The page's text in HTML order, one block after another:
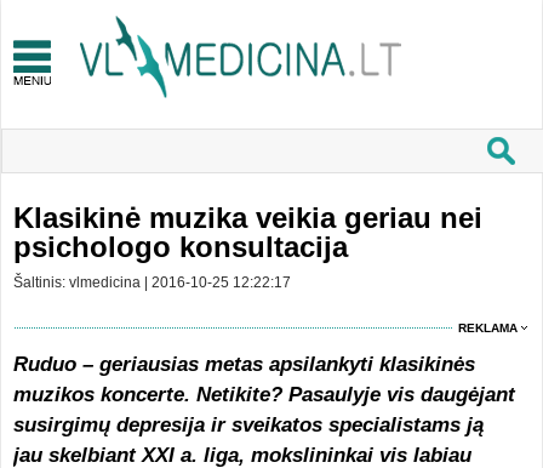
Klasikinė muzika veikia geriau nei
psichologo konsultacija
Šaltinis: vlmedicina | 2016-10-25 12:22:17
REKLAMA
Ruduo – geriausias metas apsilankyti klasikinės
muzikos koncerte. Netikite? Pasaulyje vis daugėjant
susirgimų depresija ir sveikatos specialistams ją
jau skelbiant XXI a. liga, mokslininkai vis labiau